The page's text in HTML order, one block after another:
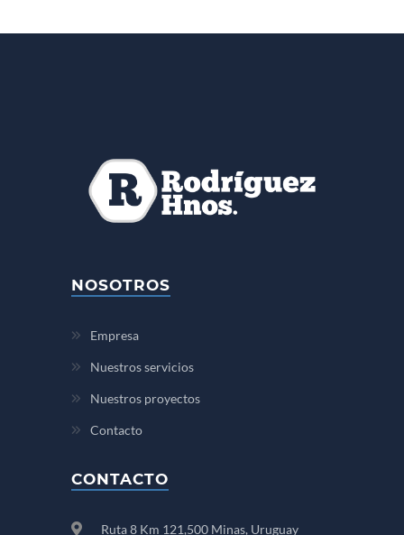
NOSOTROS
Empresa
Nuestros servicios
Nuestros proyectos
Contacto
CONTACTO
Ruta 8 Km 121,500 Minas, Uruguay